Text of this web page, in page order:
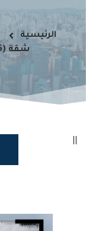
الرئيسية
شقة E (105) – مشروع برج المستقبل